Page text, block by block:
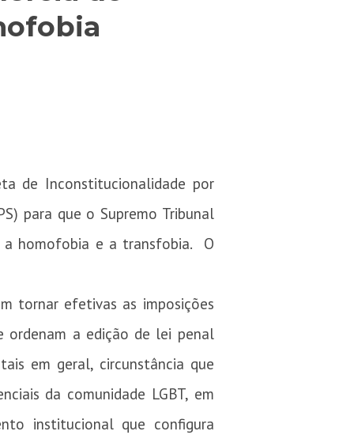
de Inconstitucionalidade por
para que o Supremo Tribunal
a homofobia e a transfobia. O
tornar efetivas as imposições
ordenam a edição de lei penal
em geral, circunstância que
da comunidade LGBT, em
institucional que configura